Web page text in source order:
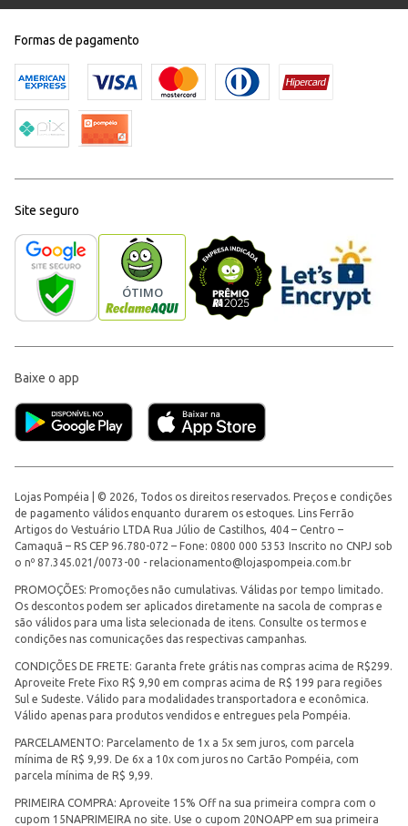
Formas de pagamento
Site seguro
Baixe o app
Lojas Pompéia | © 2026, Todos os direitos reservados. Preços e condições
de pagamento válidos enquanto durarem os estoques. Lins Ferrão
Artigos do Vestuário LTDA Rua Júlio de Castilhos, 404 – Centro –
Camaquã – RS CEP 96.780-072 – Fone: 0800 000 5353 Inscrito no CNPJ sob
o nº 87.345.021/0073-00 - relacionamento@lojaspompeia.com.br
PROMOÇÕES: Promoções não cumulativas. Válidas por tempo limitado.
Os descontos podem ser aplicados diretamente na sacola de compras e
são válidos para uma lista selecionada de itens. Consulte os termos e
condições nas comunicações das respectivas campanhas.
CONDIÇÕES DE FRETE: Garanta frete grátis nas compras acima de R$299.
Aproveite Frete Fixo R$ 9,90 em compras acima de R$ 199 para regiões
Sul e Sudeste. Válido para modalidades transportadora e econômica.
Válido apenas para produtos vendidos e entregues pela Pompéia.
PARCELAMENTO: Parcelamento de 1x a 5x sem juros, com parcela
mínima de R$ 9,99. De 6x a 10x com juros no Cartão Pompéia, com
parcela mínima de R$ 9,99.
PRIMEIRA COMPRA: Aproveite 15% Off na sua primeira compra com o
cupom 15NAPRIMEIRA no site. Use o cupom 20NOAPP em sua primeira